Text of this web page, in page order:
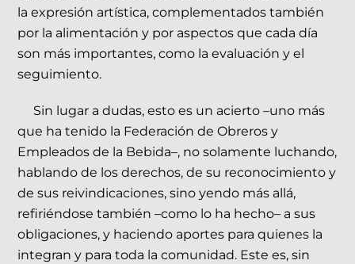
la expresión artística, complementados también
por la alimentación y por aspectos que cada día
son más importantes, como la evaluación y el
seguimiento.
Sin lugar a dudas, esto es un acierto –uno más
que ha tenido la Federación de Obreros y
Empleados de la Bebida–, no solamente luchando,
hablando de los derechos, de su reconocimiento y
de sus reivindicaciones, sino yendo más allá,
refiriéndose también –como lo ha hecho– a sus
obligaciones, y haciendo aportes para quienes la
integran y para toda la comunidad. Este es, sin